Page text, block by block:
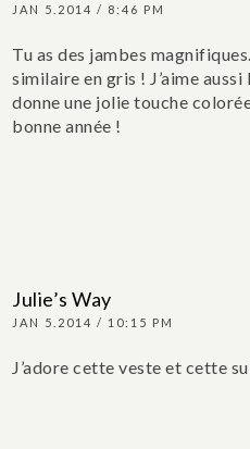
JAN 5.2014 / 8:46 PM
Tu as des jambes
similaire en gris ! J’aime
donne une jolie touche
bonne année !
Julie’s Way
JAN 5.2014 / 10:15 PM
J’adore cette veste et cette